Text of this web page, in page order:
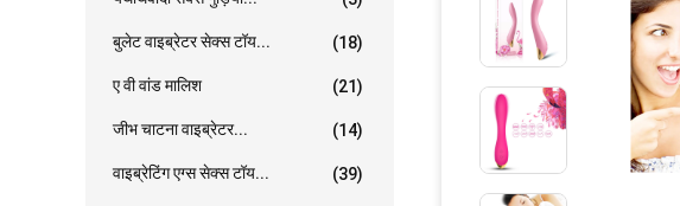
बुलेट वाइब्रेटर सेक्स टॉय... (18)
ए वी वांड मालिश (21)
जीभ चाटना वाइब्रेटर... (14)
वाइब्रेटिंग एग्स सेक्स टॉय... (39)